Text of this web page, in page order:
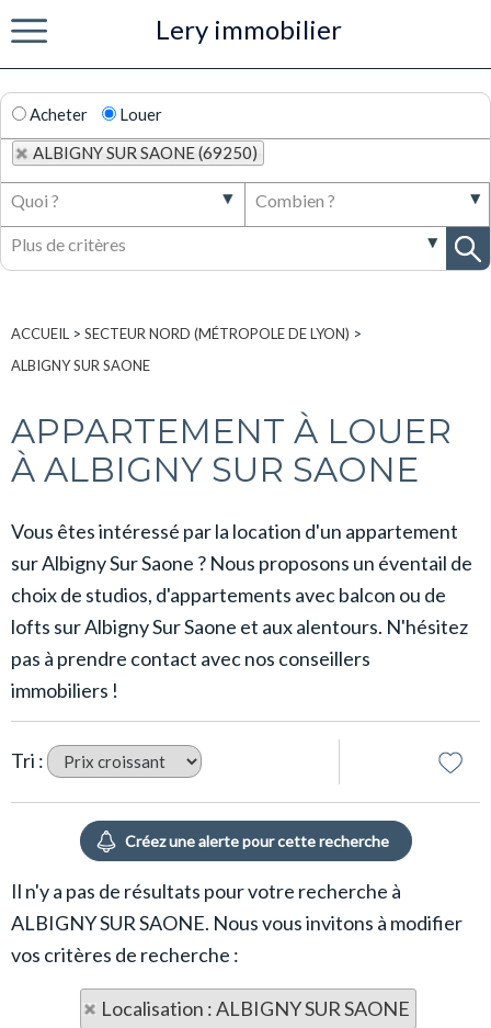
Lery immobilier
Acheter
Louer
ALBIGNY SUR SAONE (69250)
ACCUEIL > SECTEUR NORD (MÉTROPOLE DE LYON) >
ALBIGNY SUR SAONE
APPARTEMENT À LOUER
À ALBIGNY SUR SAONE
Vous êtes intéressé par la location d'un appartement
sur Albigny Sur Saone ? Nous proposons un éventail de
choix de studios, d'appartements avec balcon ou de
lofts sur Albigny Sur Saone et aux alentours. N'hésitez
pas à prendre contact avec nos conseillers
immobiliers !
Tri :
Il n'y a pas de résultats pour votre recherche à
ALBIGNY SUR SAONE. Nous vous invitons à modifier
vos critères de recherche :
Localisation : ALBIGNY SUR SAONE